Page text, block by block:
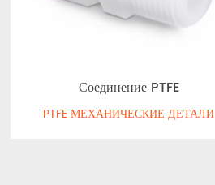
Соединение PTFE
PTFE МЕХАНИЧЕСКИЕ ДЕТАЛИ